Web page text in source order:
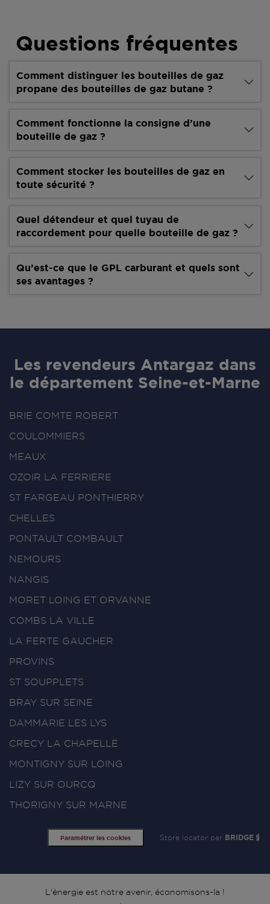
Questions fréquentes
Comment distinguer les bouteilles de gaz
propane des bouteilles de gaz butane ?
Comment fonctionne la consigne d’une
bouteille de gaz ?
Comment stocker les bouteilles de gaz en
toute sécurité ?
Quel détendeur et quel tuyau de
raccordement pour quelle bouteille de gaz ?
Qu’est-ce que le GPL carburant et quels sont
ses avantages ?
Les revendeurs Antargaz dans
le département Seine-et-Marne
BRIE COMTE ROBERT
COULOMMIERS
MEAUX
OZOIR LA FERRIERE
ST FARGEAU PONTHIERRY
CHELLES
PONTAULT COMBAULT
NEMOURS
NANGIS
MORET LOING ET ORVANNE
COMBS LA VILLE
LA FERTE GAUCHER
PROVINS
ST SOUPPLETS
BRAY SUR SEINE
DAMMARIE LES LYS
CRECY LA CHAPELLE
MONTIGNY SUR LOING
LIZY SUR OURCQ
THORIGNY SUR MARNE
Paramétrer les cookies Store locator par BRIDGE
Signature
L'énergie est notre avenir, économisons-la !